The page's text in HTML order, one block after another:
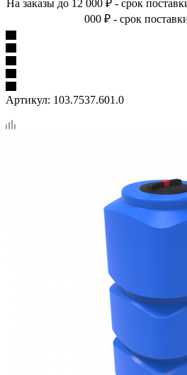
На заказы до 12 000 ₽ - срок
000 ₽ - срок
Артикул: 103.7537.601.0